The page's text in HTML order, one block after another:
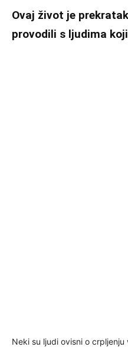
Ovaj život je
provodili s ljudima
Neki su ljudi ovisni o